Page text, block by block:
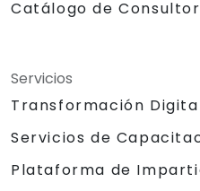
Catálogo de
Servicios
Transformación
Servicios de
Plataforma de